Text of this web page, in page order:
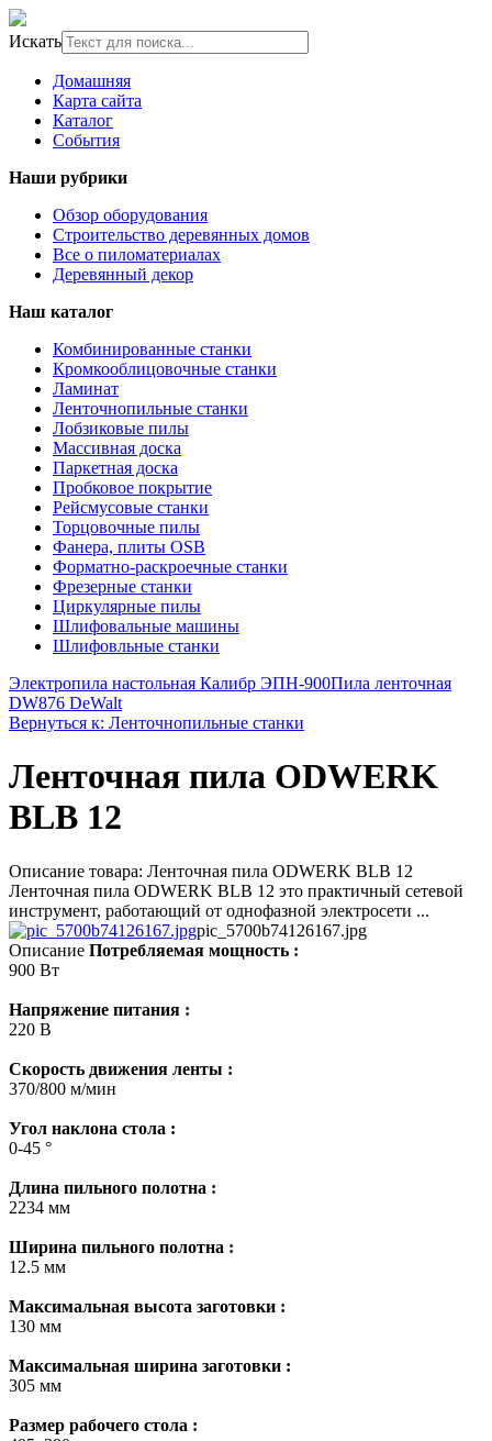
Искать
Домашняя
Карта сайта
Каталог
События
Наши рубрики
Обзор оборудования
Строительство деревянных домов
Все о пиломатериалах
Деревянный декор
Наш каталог
Комбинированные станки
Кромкооблицовочные станки
Ламинат
Ленточнопильные станки
Лобзиковые пилы
Массивная доска
Паркетная доска
Пробковое покрытие
Рейсмусовые станки
Торцовочные пилы
Фанера, плиты OSB
Форматно-раскроечные станки
Фрезерные станки
Циркулярные пилы
Шлифовальные машины
Шлифовльные станки
Электропила настольная Калибр ЭПН-900Пила ленточная
DW876 DeWalt
Вернуться к: Ленточнопильные станки
Ленточная пила ODWERK
BLB 12
Описание товара: Ленточная пила ODWERK BLB 12
Ленточная пила ODWERK BLB 12 это практичный сетевой
инструмент, работающий от однофазной электросети ...
pic_5700b74126167.jpg
Описание Потребляемая мощность :
900 Вт
Напряжение питания :
220 В
Скорость движения ленты :
370/800 м/мин
Угол наклона стола :
0-45 °
Длина пильного полотна :
2234 мм
Ширина пильного полотна :
12.5 мм
Максимальная высота заготовки :
130 мм
Максимальная ширина заготовки :
305 мм
Размер рабочего стола :